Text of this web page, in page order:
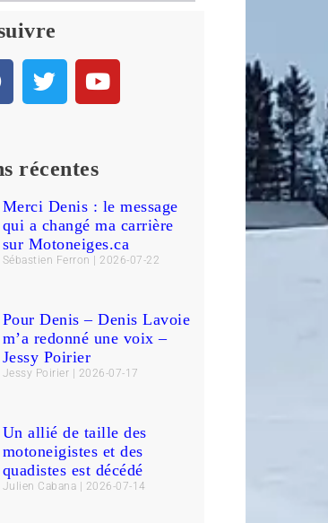
récentes
Merci Denis : le message
qui a changé ma carrière
sur Motoneiges.ca
Sébastien Ferron 2026-07-22
Pour Denis – Denis Lavoie
m’a redonné une voix –
Jessy Poirier
Jessy Poirier 2026-07-17
Un allié de taille des
motoneigistes et des
quadistes est décédé
Julien Cabana 2026-07-14